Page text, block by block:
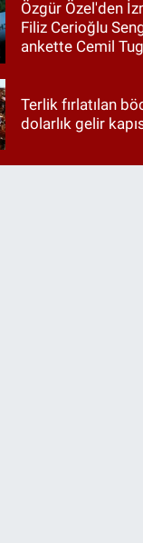
Özgür Özel'den
Filiz Cerioğlu
ankette Cemil
Terlik fırlatılan
dolarlık gelir